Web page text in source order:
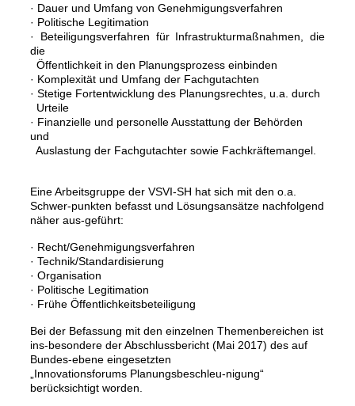
· Dauer und Umfang von Genehmigungsverfahren
· Politische Legitimation
· Beteiligungsverfahren für Infrastrukturmaßnahmen, die
die
Öffentlichkeit in den Planungsprozess einbinden
· Komplexität und Umfang der Fachgutachten
· Stetige Fortentwicklung des Planungsrechtes, u.a. durch
Urteile
· Finanzielle und personelle Ausstattung der Behörden
und
Auslastung der Fachgutachter sowie Fachkräftemangel.
Eine Arbeitsgruppe der VSVI-SH hat sich mit den o.a.
Schwer-punkten befasst und Lösungsansätze nachfolgend
näher aus-geführt:
· Recht/Genehmigungsverfahren
· Technik/Standardisierung
· Organisation
· Politische Legitimation
· Frühe Öffentlichkeitsbeteiligung
Bei der Befassung mit den einzelnen Themenbereichen ist
ins-besondere der Abschlussbericht (Mai 2017) des auf
Bundes-ebene eingesetzten
„Innovationsforums Planungsbeschleu-nigung“
berücksichtigt worden.